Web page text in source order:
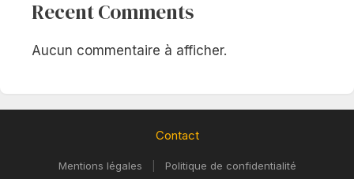
Recent Comments
Aucun commentaire à afficher.
Contact
Mentions légales Politique de confidentialité